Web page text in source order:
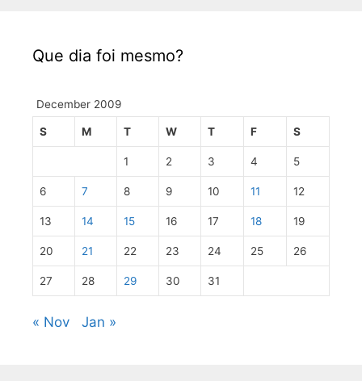
Que dia foi mesmo?
December 2009
S M T W T F S
1 2 3 4 5
6 7 8 9 10 11 12
13 14 15 16 17 18 19
20 21 22 23 24 25 26
27 28 29 30 31
« Nov Jan »